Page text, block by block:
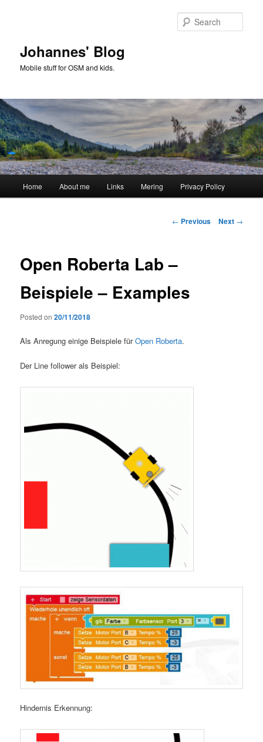
Johannes' Blog
Mobile stuff for OSM and kids.
Home About me Links Mering Privacy Policy
Post
← Previous Next →
Open Roberta Lab –
Beispiele – Examples
Posted on20/11/2018
Als Anregung einige Beispiele fürOpen Roberta.
Der Line follower als Beispiel:
Hindernis Erkennung: